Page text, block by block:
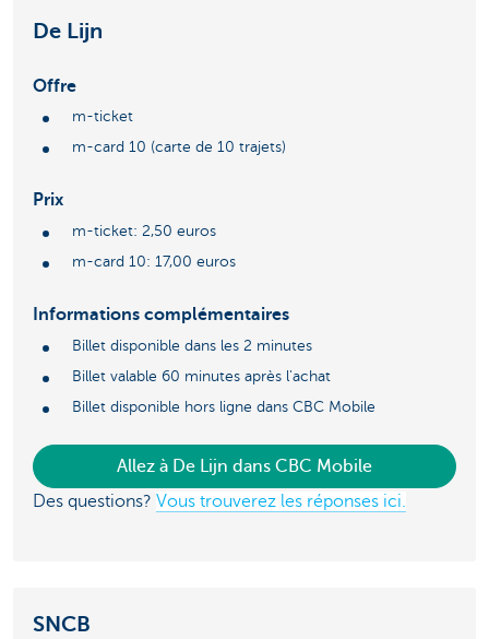
De Lijn
Offre
m-ticket
m-card 10 (carte de 10 trajets)
Prix
m-ticket: 2,50 euros
m-card 10: 17,00 euros
Informations complémentaires
Billet disponible dans les 2 minutes
Billet valable 60 minutes après l'achat
Billet disponible hors ligne dans CBC Mobile
Allez à De Lijn dans CBC Mobile
Des questions? Vous trouverez les réponses ici.
SNCB